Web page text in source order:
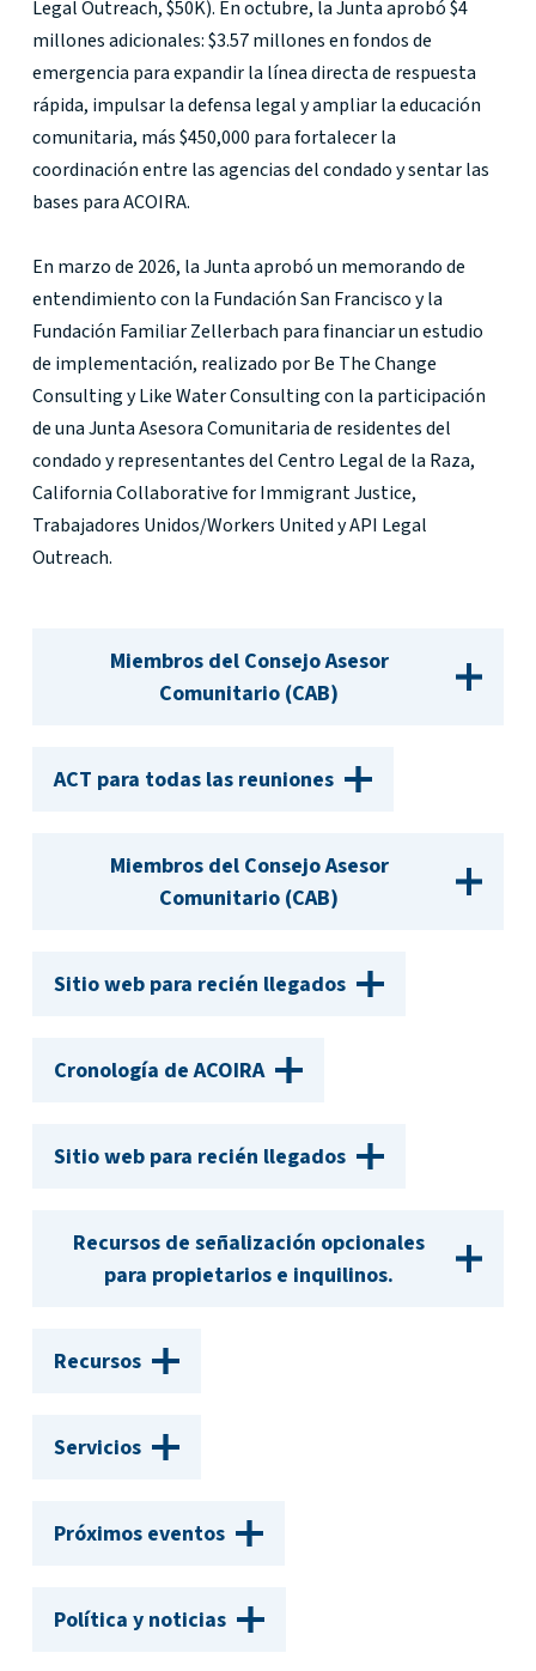
Legal Outreach, $50K). En octubre, la Junta aprobó $4
millones adicionales: $3.57 millones en fondos de
emergencia para expandir la línea directa de respuesta
rápida, impulsar la defensa legal y ampliar la educación
comunitaria, más $450,000 para fortalecer la
coordinación entre las agencias del condado y sentar las
bases para ACOIRA.
En marzo de 2026, la Junta aprobó un memorando de
entendimiento con la Fundación San Francisco y la
Fundación Familiar Zellerbach para financiar un estudio
de implementación, realizado por Be The Change
Consulting y Like Water Consulting con la participación
de una Junta Asesora Comunitaria de residentes del
condado y representantes del Centro Legal de la Raza,
California Collaborative for Immigrant Justice,
Trabajadores Unidos/Workers United y API Legal
Outreach.
Miembros del Consejo Asesor
Comunitario (CAB)
ACT para todas las reuniones
Miembros del Consejo Asesor
Comunitario (CAB)
Sitio web para recién llegados
Cronología de ACOIRA
Sitio web para recién llegados
Recursos de señalización opcionales
para propietarios e inquilinos.
Recursos
Servicios
Próximos eventos
Política y noticias